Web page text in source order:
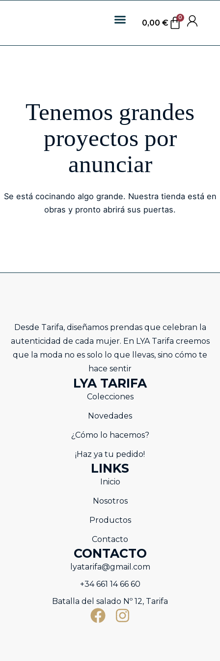
0,00 €
0
Tenemos grandes
proyectos por
anunciar
Se está cocinando algo grande. Nuestra tienda está en
obras y pronto abrirá sus puertas.
Desde Tarifa, diseñamos prendas que celebran la
autenticidad de cada mujer. En LYA Tarifa creemos
que la moda no es solo lo que llevas, sino cómo te
hace sentir
LYA TARIFA
Colecciones
Novedades
¿Cómo lo hacemos?
¡Haz ya tu pedido!
LINKS
Inicio
Nosotros
Productos
Contacto
CONTACTO
lyatarifa@gmail.com
+34 661 14 66 60
Batalla del salado Nº 12, Tarifa